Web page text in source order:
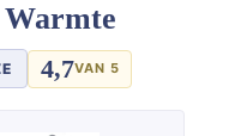
4,7VAN 5